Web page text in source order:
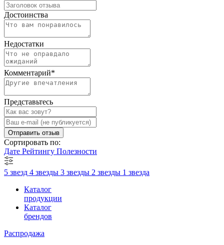
Достоинства
Недостатки
Комментарий*
Представьтесь
Отправить отзыв
Сортировать по:
Дате Рейтингу Полезности
5 звезд 4 звезды 3 звезды 2 звезды 1 звезда
Каталог
продукции
Каталог
брендов
Распродажа